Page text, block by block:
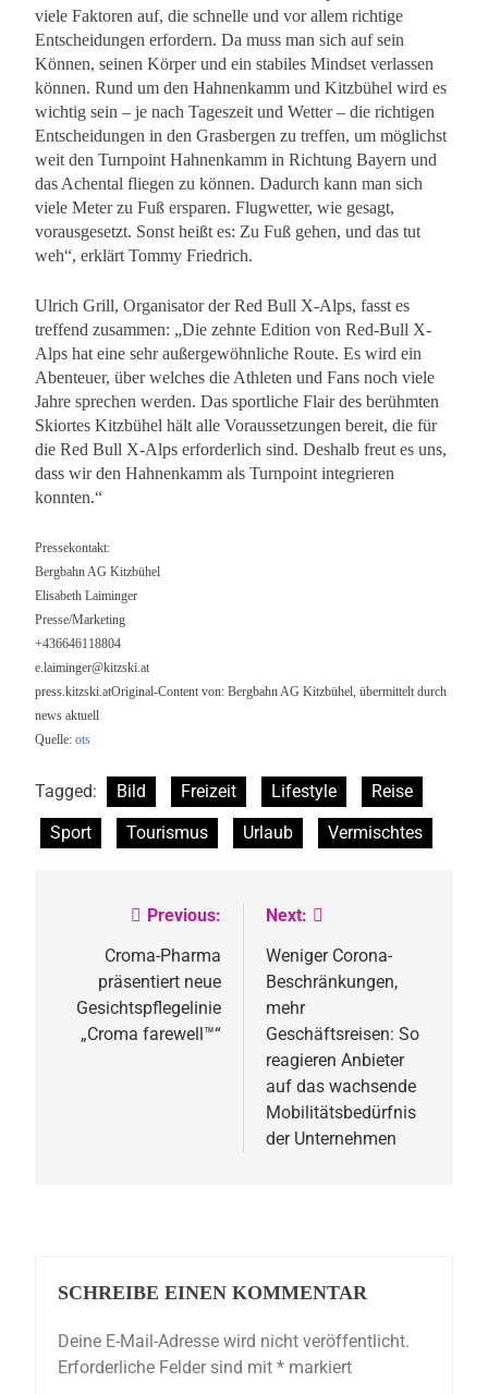
viele Faktoren auf, die schnelle und vor allem richtige
Entscheidungen erfordern. Da muss man sich auf sein
Können, seinen Körper und ein stabiles Mindset verlassen
können. Rund um den Hahnenkamm und Kitzbühel wird es
wichtig sein – je nach Tageszeit und Wetter – die richtigen
Entscheidungen in den Grasbergen zu treffen, um möglichst
weit den Turnpoint Hahnenkamm in Richtung Bayern und
das Achental fliegen zu können. Dadurch kann man sich
viele Meter zu Fuß ersparen. Flugwetter, wie gesagt,
vorausgesetzt. Sonst heißt es: Zu Fuß gehen, und das tut
weh“, erklärt Tommy Friedrich.
Ulrich Grill, Organisator der Red Bull X-Alps, fasst es
treffend zusammen: „Die zehnte Edition von Red-Bull X-
Alps hat eine sehr außergewöhnliche Route. Es wird ein
Abenteuer, über welches die Athleten und Fans noch viele
Jahre sprechen werden. Das sportliche Flair des berühmten
Skiortes Kitzbühel hält alle Voraussetzungen bereit, die für
die Red Bull X-Alps erforderlich sind. Deshalb freut es uns,
dass wir den Hahnenkamm als Turnpoint integrieren
konnten.“
Pressekontakt:
Bergbahn AG Kitzbühel
Elisabeth Laiminger
Presse/Marketing
+436646118804
e.laiminger@kitzski.at
press.kitzski.atOriginal-Content von: Bergbahn AG Kitzbühel, übermittelt durch
news aktuell
Quelle: ots
Tagged: Bild Freizeit Lifestyle
Reise
Sport
Tourismus Urlaub Vermischtes
Beitragsnavigation
Previous:
Croma-Pharma
präsentiert neue
Gesichtspflegelinie
„Croma farewell™“
Next:
Weniger Corona-
Beschränkungen,
mehr
Geschäftsreisen: So
reagieren Anbieter
auf das wachsende
Mobilitätsbedürfnis
der Unternehmen
SCHREIBE EINEN KOMMENTAR
Deine E-Mail-Adresse wird nicht veröffentlicht.
Erforderliche Felder sind mit * markiert